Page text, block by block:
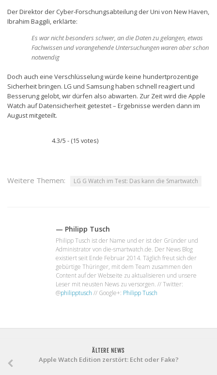
Der Direktor der Cyber-Forschungsabteilung der Uni von New Haven,
Ibrahim Baggili, erklärte:
Es war nicht besonders schwer, an die Daten zu gelangen, etwas
Fachwissen und vorangehende Untersuchungen waren aber schon
notwendig
Doch auch eine Verschlüsselung würde keine hundertprozentige
Sicherheit bringen. LG und Samsung haben schnell reagiert und
Besserung gelobt, wir dürfen also abwarten. Zur Zeit wird die Apple
Watch auf Datensicherheit getestet – Ergebnisse werden dann im
August mitgeteilt.
4.3/5 - (15 votes)
Weitere Themen: LG G Watch im Test: Das kann die Smartwatch
— Philipp Tusch
Philipp Tusch ist der Name und er ist der Gründer und
Administrator von die-smartwatch.de. Der News Blog
existiert seit Ende Februar 2014. Täglich freut sich der
gebürtige Thüringer, mit dem Team zusammen den
Content auf der Webseite zu aktualisieren und unsere
Leser mit neusten News zu versorgen. // Twitter:
@philipptusch // Google+: Philipp Tusch
ÄLTERE NEWS
Apple Watch Edition zerstört: Echt oder Fake?